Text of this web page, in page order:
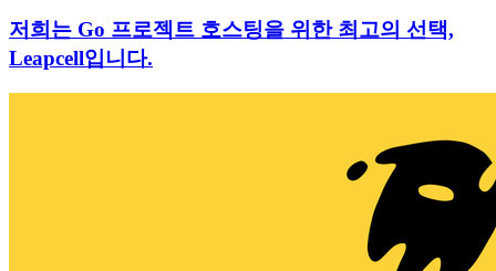
저희는 Go 프로젝트 호스팅을 위한 최고의 선택,
Leapcell입니다.